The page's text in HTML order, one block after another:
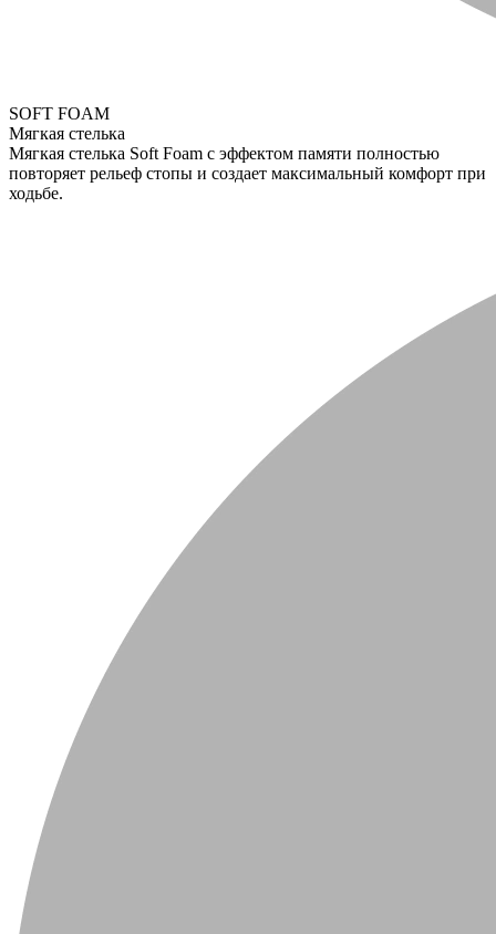
SOFT FOAM
Мягкая стелька
Мягкая стелька Soft Foam с эффектом памяти полностью
повторяет рельеф стопы и создает максимальный комфорт при
ходьбе.